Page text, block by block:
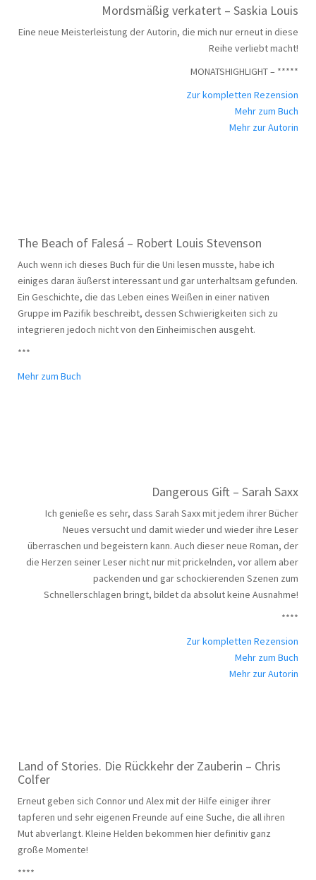
Mordsmäßig verkatert – Saskia Louis
Eine neue Meisterleistung der Autorin, die mich nur erneut in diese
Reihe verliebt macht!
MONATSHIGHLIGHT – *****
Zur kompletten Rezension
Mehr zum Buch
Mehr zur Autorin
The Beach of Falesá – Robert Louis Stevenson
Auch wenn ich dieses Buch für die Uni lesen musste, habe ich
einiges daran äußerst interessant und gar unterhaltsam gefunden.
Ein Geschichte, die das Leben eines Weißen in einer nativen
Gruppe im Pazifik beschreibt, dessen Schwierigkeiten sich zu
integrieren jedoch nicht von den Einheimischen ausgeht.
***
Mehr zum Buch
Dangerous Gift – Sarah Saxx
Ich genieße es sehr, dass Sarah Saxx mit jedem ihrer Bücher
Neues versucht und damit wieder und wieder ihre Leser
überraschen und begeistern kann. Auch dieser neue Roman, der
die Herzen seiner Leser nicht nur mit prickelnden, vor allem aber
packenden und gar schockierenden Szenen zum
Schnellerschlagen bringt, bildet da absolut keine Ausnahme!
****
Zur kompletten Rezension
Mehr zum Buch
Mehr zur Autorin
Land of Stories. Die Rückkehr der Zauberin – Chris
Colfer
Erneut geben sich Connor und Alex mit der Hilfe einiger ihrer
tapferen und sehr eigenen Freunde auf eine Suche, die all ihren
Mut abverlangt. Kleine Helden bekommen hier definitiv ganz
große Momente!
****